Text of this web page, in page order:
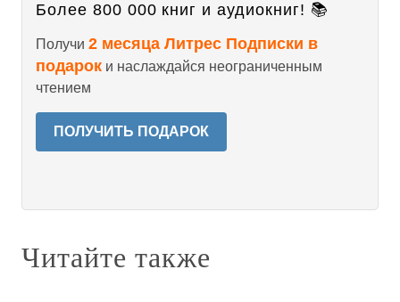
Более 800 000 книг и аудиокниг! 📚
Получи 2 месяца Литрес Подписки в
подарок и наслаждайся неограниченным
чтением
ПОЛУЧИТЬ ПОДАРОК
Читайте также